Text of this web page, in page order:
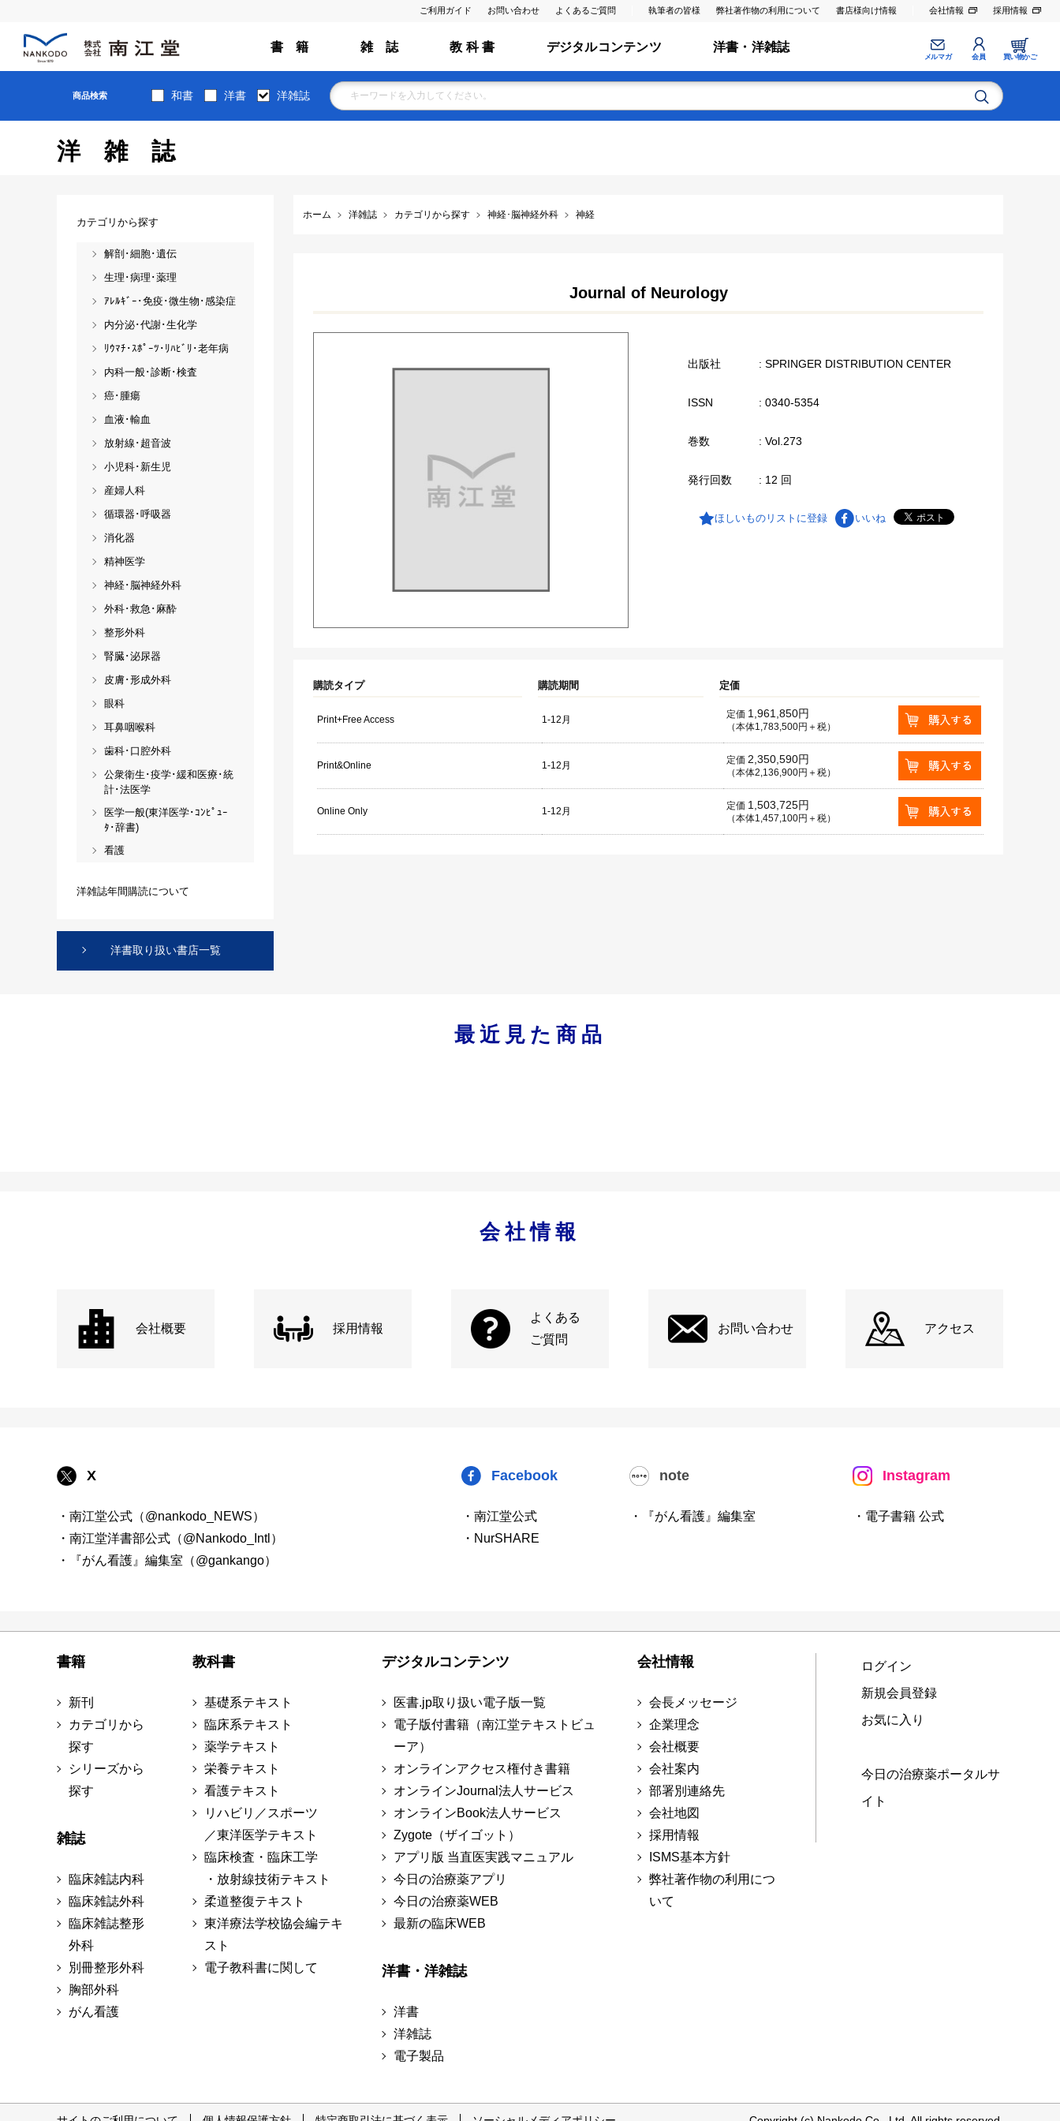
ご利用ガイド お問い合わせ よくあるご質問 執筆者の皆様 弊社著作物の利用について 書店様向け情報 会社情報 採用情報
書 籍 雑 誌 教 科 書 デジタルコンテンツ 洋書・洋雑誌
メルマガ 会員 買い物かご
商品検索 和書 洋書 洋雑誌
洋雑誌
ホーム 洋雑誌 カテゴリから探す 神経･脳神経外科 神経
Journal of Neurology
出版社 : SPRINGER DISTRIBUTION CENTER
ISSN : 0340-5354
巻数 : Vol.273
発行回数 : 12 回
ほしいものリストに登録 いいね
購読タイプ 購読期間 定価
Print+Free Access 1-12月 定価 1,961,850円
（本体1,783,500円＋税）
Print&Online 1-12月 定価 2,350,590円
（本体2,136,900円＋税）
Online Only 1-12月 定価 1,503,725円
（本体1,457,100円＋税）
カテゴリから探す
解剖･細胞･遺伝
生理･病理･薬理
ｱﾚﾙｷﾞｰ･免疫･微生物･感染症
内分泌･代謝･生化学
ﾘｳﾏﾁ･ｽﾎﾟｰﾂ･ﾘﾊﾋﾞﾘ･老年病
内科一般･診断･検査
癌･腫瘍
血液･輸血
放射線･超音波
小児科･新生児
産婦人科
循環器･呼吸器
消化器
精神医学
神経･脳神経外科
外科･救急･麻酔
整形外科
腎臓･泌尿器
皮膚･形成外科
眼科
耳鼻咽喉科
歯科･口腔外科
公衆衛生･疫学･緩和医療･統
計･法医学
医学一般(東洋医学･ｺﾝﾋﾟｭｰ
ﾀ･辞書)
看護
洋雑誌年間購読について
洋書取り扱い書店一覧
最近見た商品
会社情報
会社概要 採用情報
よくある
ご質問
お問い合わせ アクセス
X
・南江堂公式（@nankodo_NEWS）
・南江堂洋書部公式（@Nankodo_Intl）
・『がん看護』編集室（@gankango）
Facebook
・南江堂公式
・NurSHARE
note
・『がん看護』編集室
Instagram
・電子書籍 公式
書籍
新刊
カテゴリから
探す
シリーズから
探す
雑誌
臨床雑誌内科
臨床雑誌外科
臨床雑誌整形
外科
別冊整形外科
胸部外科
がん看護
教科書
基礎系テキスト
臨床系テキスト
薬学テキスト
栄養テキスト
看護テキスト
リハビリ／スポーツ
／東洋医学テキスト
臨床検査・臨床工学
・放射線技術テキスト
柔道整復テキスト
東洋療法学校協会編テキ
スト
電子教科書に関して
デジタルコンテンツ
医書.jp取り扱い電子版一覧
電子版付書籍（南江堂テキストビュ
ーア）
オンラインアクセス権付き書籍
オンラインJournal法人サービス
オンラインBook法人サービス
Zygote（ザイゴット）
アプリ版 当直医実践マニュアル
今日の治療薬アプリ
今日の治療薬WEB
最新の臨床WEB
洋書・洋雑誌
洋書
洋雑誌
電子製品
会社情報
会長メッセージ
企業理念
会社概要
会社案内
部署別連絡先
会社地図
採用情報
ISMS基本方針
弊社著作物の利用につ
いて
ログイン
新規会員登録
お気に入り
今日の治療薬ポータルサ
イト